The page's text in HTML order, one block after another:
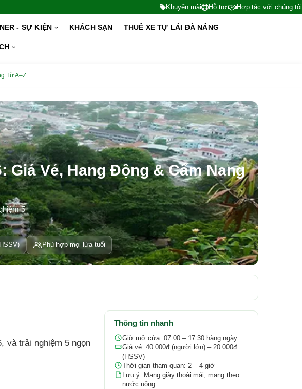
Khuyến mãi Hỗ trợ Hợp tác với chúng tôi
- SỰ KIỆN KHÁCH SẠN THUÊ XE TỰ LÁI ĐÀ NẴNG
Từ A–Z
Giá Vé, Hang Động & Cẩm Nang
5
Phù hợp mọi lứa tuổi
và trải nghiệm 5 ngọn
Thông tin nhanh
Giờ mở cửa: 07:00 – 17:30 hàng ngày
Giá vé: 40.000đ (người lớn) – 20.000đ
(HSSV)
Thời gian tham quan: 2 – 4 giờ
Lưu ý: Mang giày thoải mái, mang theo
nước uống